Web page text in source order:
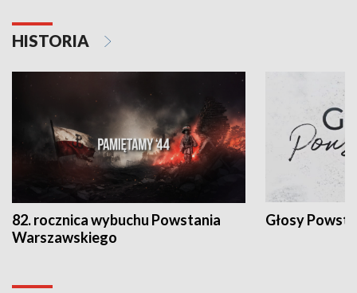
HISTORIA
82. rocznica wybuchu Powstania
Warszawskiego
Głosy